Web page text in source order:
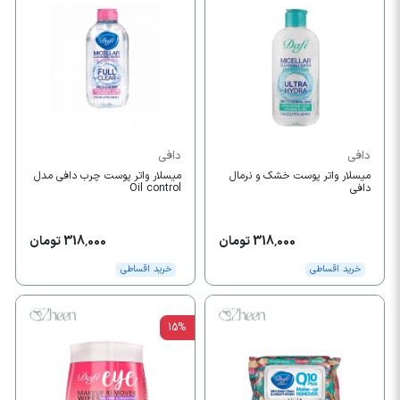
دافی
میسلار واتر پوست خشک و نرمال
دافی
318,000 تومان
خرید اقساطی
دافی
میسلار واتر پوست چرب دافی مدل
Oil control
318,000 تومان
خرید اقساطی
15%